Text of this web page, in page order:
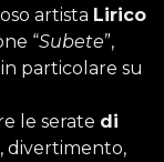
artista Lirico
“Subete”,
particolare su
le serate di
divertimento,